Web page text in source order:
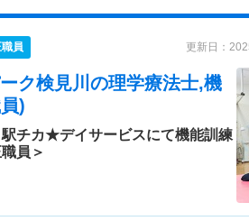
員 更新日：
ク検見川 の理学療法士,機
)
駅チカ★デイサービスにて機能訓練
員＞